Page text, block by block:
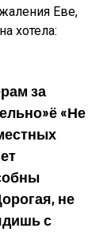
Еве,
хотела:
за
«Не
не
с